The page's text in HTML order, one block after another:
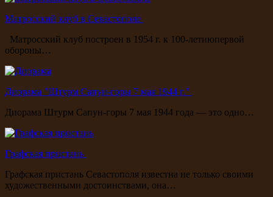
Матросский клуб в Севастополе
Матросский клуб построен в 1954 г. к 100-летиюпервой
обороны…
Диорама "Штурм Сапун-горы 7 мая 1944 г."
Диорама Штурм Сапун-горы 7 мая 1944 года — это одно…
Графская пристань
Графская пристань Севастополя известна не только своими
художественными достоинствами, она…